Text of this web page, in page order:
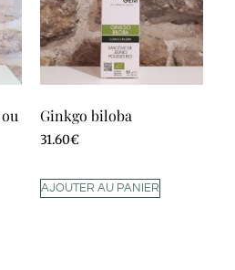
Ginkgo biloba
31.60€
AJOUTER AU PANIER